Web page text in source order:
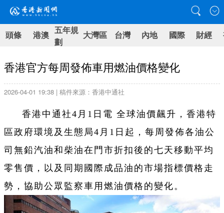
頭條 港澳 五年規
劃
大灣區 台灣 內地 國際 財經
香港官方每周發佈車用燃油價格變化
2026-04-01 19:38 | 稿件來源：香港中通社
香港中通社4月1日電 全球油價飆升，香港特
區政府環境及生態局4月1日起，每周發佈各油公
司無鉛汽油和柴油在門市折扣後的七天移動平均
零售價，以及同期國際成品油的市場指標價格走
勢，協助公眾監察車用燃油價格的變化。